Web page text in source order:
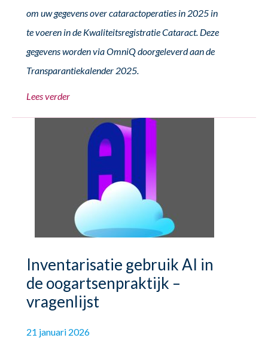
om uw gegevens over cataractoperaties in 2025 in
te voeren in de Kwaliteitsregistratie Cataract. Deze
gegevens worden via OmniQ doorgeleverd aan de
Transparantiekalender 2025.
Lees verder
Inventarisatie gebruik AI in
de oogartsenpraktijk –
vragenlijst
21 januari 2026